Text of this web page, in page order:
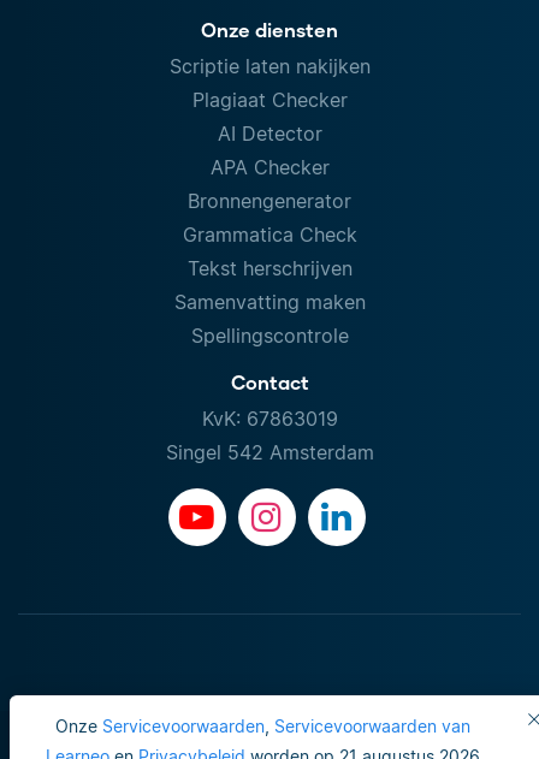
Onze Servicevoorwaarden, Servicevoorwaarden van
Onze diensten
Scriptie laten nakijken
Plagiaat Checker
AI Detector
APA Checker
Bronnengenerator
Grammatica Check
Tekst herschrijven
Samenvatting maken
Spellingscontrole
Contact
KvK: 67863019
Singel 542 Amsterdam